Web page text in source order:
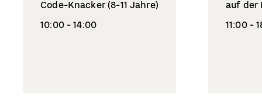
Code-Knacker (8-11 Jahre)
10:00 - 14:00
auf der
11:00 -